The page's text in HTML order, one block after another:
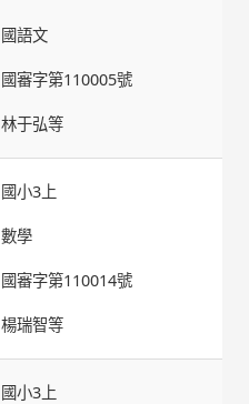
國語文
國審字第110005號
林于弘等
國小3上
數學
國審字第110014號
楊瑞智等
國小3上